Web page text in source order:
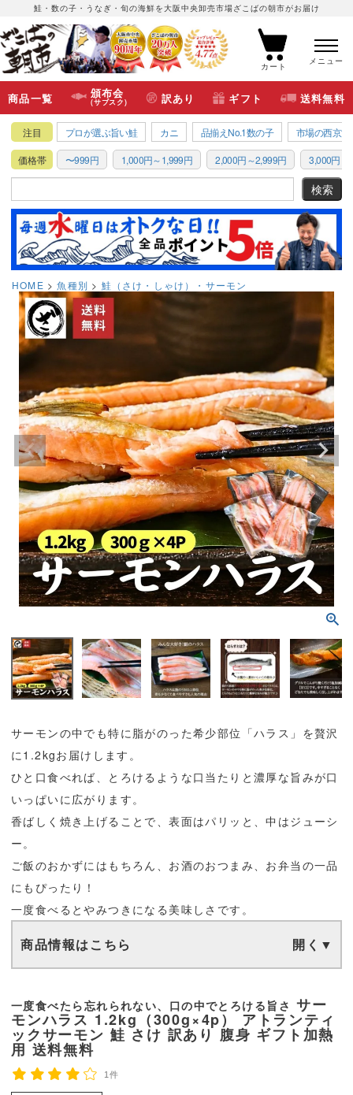
鮭・数の子・うなぎ・旬の海鮮を大阪中央卸売市場ざこばの朝市がお届け
カート
メニュー
商品一覧 頒布会
(サブスク) 訳あり ギフト 送料無料
注目 プロが選ぶ旨い鮭 カニ 品揃えNo.1数の子 市場の西京漬
価格帯 〜999円 1,000円～1,999円 2,000円～2,999円 3,000円～
HOME 魚種別 鮭（さけ・しゃけ）・サーモン
サーモンの中でも特に脂がのった希少部位「ハラス」を贅沢
に1.2kgお届けします。
ひと口食べれば、とろけるような口当たりと濃厚な旨みが口
いっぱいに広がります。
香ばしく焼き上げることで、表面はパリッと、中はジューシ
ー。
ご飯のおかずにはもちろん、お酒のおつまみ、お弁当の一品
にもぴったり！
一度食べるとやみつきになる美味しさです。
商品情報はこちら
一度食べたら忘れられない、口の中でとろける旨さ サー
モンハラス 1.2kg（300g×4p） アトランティ
ックサーモン 鮭 さけ 訳あり 腹身 ギフト加熱
用 送料無料
1件